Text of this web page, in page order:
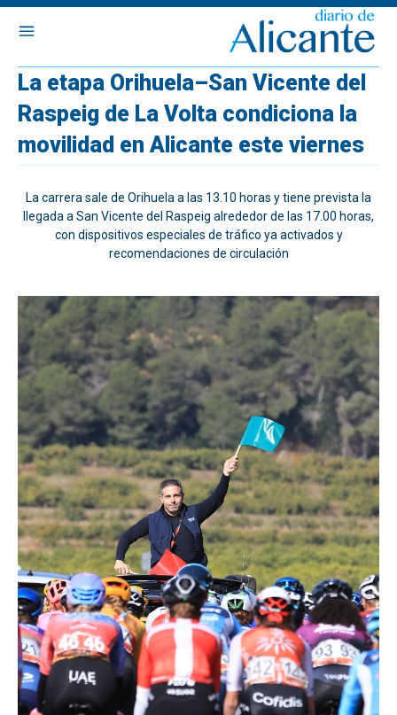
La etapa Orihuela–San Vicente del
Raspeig de La Volta condiciona la
movilidad en Alicante este viernes
La carrera sale de Orihuela a las 13.10 horas y tiene prevista la
llegada a San Vicente del Raspeig alrededor de las 17.00 horas,
con dispositivos especiales de tráfico ya activados y
recomendaciones de circulación